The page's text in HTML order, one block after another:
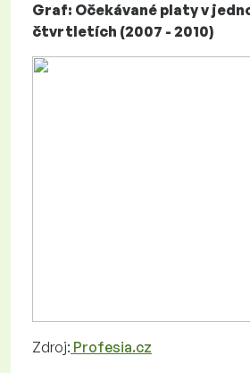
Graf: Očekávané platy v
čtvrtletích (2007 - 2010)
Zdroj: Profesia.cz